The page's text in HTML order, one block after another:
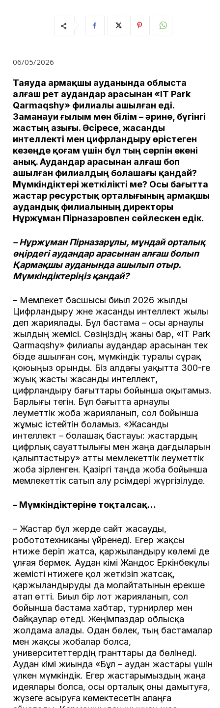
06/05/2026
Таяуда Қармақшы ауданында облыста
алғаш рет аудандар арасынан «IT Park
Qarmaqshy» филиалы ашылған еді.
Заманауи ғылым мен білім – әрине, бүгінгі
жастың азығы. Әсіресе, жасанды
интеллекті мен цифрландыру өрістеген
кезеңде қоғам үшін бұл тың серпін екені
анық. Аудандар арасынан алғаш боп
ашылған филиалдың болашағы қандай?
Мүмкіндіктері жеткілікті ме? Осы бағытта
жастар ресурстық орталығының Қармақшы
аудандық филиалының директоры
Нұржұман Пірназаровпен сөйлескен едік.
– Нұржұман Пірназарұлы, мұндай орталық
өңірдегі аудандар арасынан алғаш болып
Қармақшы ауданында ашылып отыр.
Мүмкіндіктеріңіз қандай?
– Мемлекет басшысы биыл 2026 жылды
Цифрландыру және жасанды интеллект жылы
деп жариялады. Бұл бастама – осы арнаулы
жылдың жемісі. Сөзіңіздің жаны бар, «IT Park
Qarmaqshy» филиалы аудандар арасынан тек
бізде ашылған соң, мүмкіндік туралы сұрақ
қоюыңыз орынды. Біз алдағы уақытта 300-ге
жуық жасты жасанды интеллект,
цифрландыру бағыттары бойынша оқытамыз.
Барлығы тегін. Бұл бағытта арнаулы
әлеуметтік жоба жарияланып, сол бойынша
жұмыс істейтін боламыз. «Жасанды
интеллект – болашақ бастауы: жастардың
цифрлық сауаттылығы мен жаңа дағдыларын
қалыптастыру» атты мемлекеттік әлеуметтік
жоба әзірленген. Қазіргі таңда жоба бойынша
мемлекеттік сатып алу рәсімдері жүргізілуде.
– Мүмкіндіктеріне тоқталсақ…
– Жастар бұл жерде сайт жасауды,
робототехниканы үйренеді. Егер жақсы
нәтиже беріп жатса, қаржыландыру көлемі де
ұлғая бермек. Аудан әкімі Жандос Еркінбекұлы
жемісті нәтижеге қол жеткізіп жатсақ,
қаржыландыруды да молайтатынын ерекше
атап өтті. Биыл бір лот жарияланып, сол
бойынша бастама хабтар, турнирлер мен
байқаулар өтеді. Жеңімпаздар облысқа
жолдама алады. Одан бөлек, тың бастамалар
мен жақсы жобалар болса,
университеттердің гранттары да бөлінеді.
Аудан әкімі жиында «Бұл – аудан жастары үшін
үлкен мүмкіндік. Егер жастарымыздың жаңа
идеялары болса, осы орталық оны дамытуға,
жүзеге асыруға көмектесетін алаңға